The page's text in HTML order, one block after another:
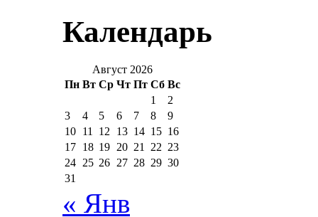
Календарь
Август 2026
Пн Вт Ср Чт Пт Сб Вс
1
2
3
4 5 6 7 8
9
10 11 12 13 14 15 16
17 18 19 20 21 22 23
24 25 26 27 28 29 30
31
« Янв